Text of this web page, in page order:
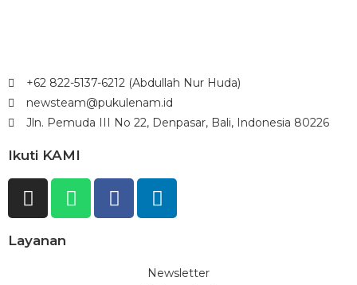
+62 822-5137-6212 (Abdullah Nur Huda)
newsteam@pukulenam.id
Jln. Pemuda III No 22, Denpasar, Bali, Indonesia 80226
Ikuti KAMI
Layanan
Newsletter